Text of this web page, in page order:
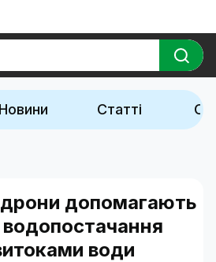
Новини Статті
дрони допомагають
води